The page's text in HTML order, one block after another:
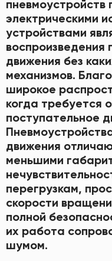
пневмоустройств
электрическими
устройствами
воспроизведения
движения без
механизмов.
широкое
когда требуется
поступательное
движения
меньшими
перегрузкам,
скорости
полной
их работа
шумом.